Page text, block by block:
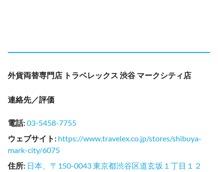
外貨両替専門店 トラベレックス 渋谷 マークシティ店
連絡先／評価
電話:03-5458-7755
ウェブサイト : https://www.travelex.co.jp/stores/shibuya-
mark-city/6075
住所: 日本、〒150-0043 東京都渋谷区道玄坂１丁目１２